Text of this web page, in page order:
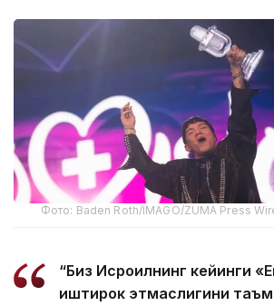
Фото: Baden Roth/IMAGO/ZUMA Press
“Биз Исроилнинг кейинги
иштирок этмаслигини